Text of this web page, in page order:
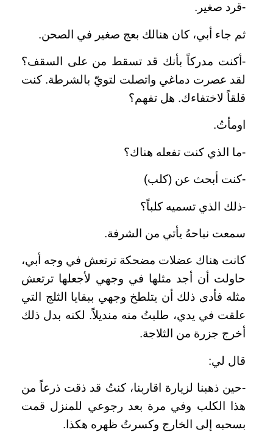
-قرد صغير.
ثم جاء أبي، كان هنالك بعج صغير في الصحن.
-أكنت مدركاً بأنك قد تسقط من على السقف؟
لقد عصرت دماغي واتصلت لتويّ بالشرطة. كنت
قلقاً لاختفاءك. هل تفهم؟
اومأتُ.
-ما الذي كنت تفعله هناك؟
-كنت أبحث عن (كلب)
-ذلك الذي تسميه كلباً؟
سمعت نباحهُ يأتي من الشرفة.
كانت هناك عضلات مضحكة ترتعش في وجه أبي،
حاولت أن أجد مثلها في وجهي لأجعلها ترتعش
مثله فأدى ذلك أن يتلطخ وجهي ببقايا الثلج التي
علقت في يدي، طلبتُ منه منديلاً. لكنه بدل ذلك
أخرج جزرة من الثلاجة.
قال لي:
-حين ذهبنا لزيارة اقاربنا، كنتُ قد ذقت ذرعاً من
هذا الكلب وفي مرة بعد رجوعي للمنزل قمت
بسحبه إلى الخارج وكسرتُ ظهره هكذا.